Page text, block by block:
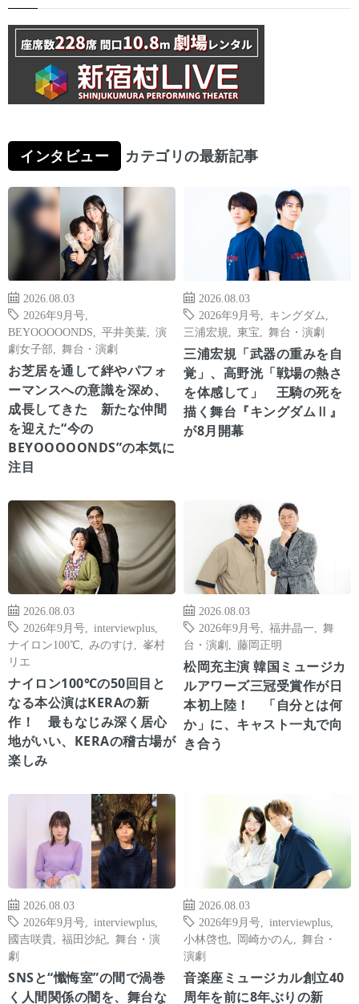
インタビュー カテゴリの最新記事
2026.08.03
2026年9月号
BEYOOOOONDS
平井美葉
演
劇女子部
舞台・演劇
お芝居を通して絆やパフォ
ーマンスへの意識を深め、
成長してきた 新たな仲間
を迎えた“今の
BEYOOOOONDS”の本気に
注目
2026.08.03
2026年9月号
キングダム
三浦宏規
東宝 舞台・演劇
三浦宏規「武器の重みを自
覚」、高野洸「戦場の熱さ
を体感して」 王騎の死を
描く舞台『キングダムⅡ』
が8月開幕
2026.08.03
2026年9月号
interviewplus
ナイロン100℃
みのすけ
峯村
リエ
ナイロン100℃の50回目と
なる本公演はKERAの新
作！ 最もなじみ深く居心
地がいい、KERAの稽古場が
楽しみ
2026.08.03
2026年9月号
福井晶一
舞
台・演劇
藤岡正明
松岡充主演 韓国ミュージカ
ルアワーズ三冠受賞作が日
本初上陸！ 「自分とは何
か」に、キャスト一丸で向
き合う
2026.08.03
2026年9月号
interviewplus
國吉咲貴
福田沙紀
舞台・演
劇
SNSと“懺悔室”の間で渦巻
く人間関係の闇を、舞台な
2026.08.03
2026年9月号
interviewplus
小林啓也
岡崎かのん
舞台・
演劇
音楽座ミュージカル創立40
周年を前に8年ぶりの新